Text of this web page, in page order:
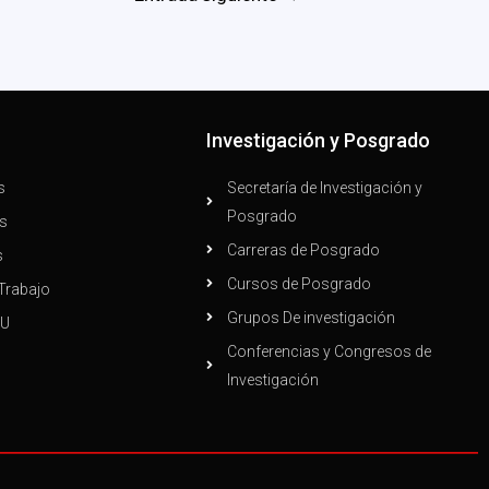
Investigación y Posgrado
Secretaría de Investigación y
Posgrado
Carreras de Posgrado
Cursos de Posgrado
Grupos De investigación
Conferencias y Congresos de
Investigación